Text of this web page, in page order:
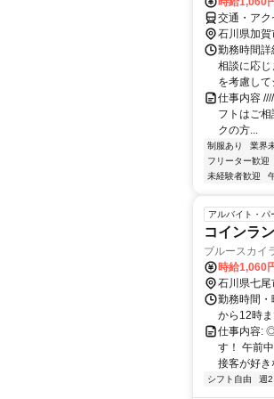
交通・ア
石川県加賀
勤務時間
相談に応
を考慮し
仕事内容
フトはご
クの方...
制服あり
業界
フリーター歓迎
未経験者歓迎
アルバイト・パ
コインラ
ブルースカ
時給1,060
石川県七尾
勤務時間
から12時
仕事内容:
す！ 午前
接客が好
シフト自由 週